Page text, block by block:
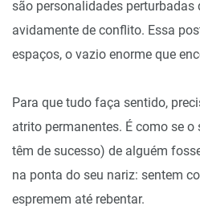
são personalidades perturbadas
avidamente de conflito. Essa
espaços, o vazio enorme que
Para que tudo faça sentido,
atrito permanentes. É como se
têm de sucesso) de alguém
na ponta do seu nariz: sentem
espremem até rebentar.